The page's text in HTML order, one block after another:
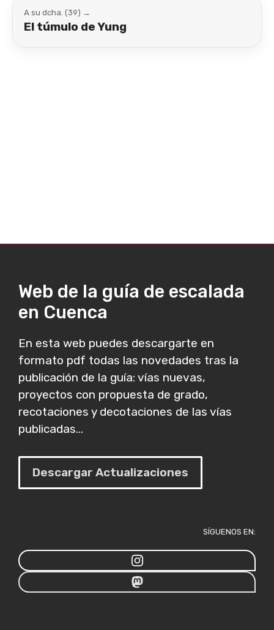
A su dcha. (39) →
El túmulo de Yung
Web de la guía de escalada
en Cuenca
En esta web puedes descargarte en
formato pdf todas las novedades tras la
publicación de la guía: vías nuevas,
proyectos con propuesta de grado,
recotaciones y decotaciones de las vías
publicadas...
Descargar Actualizaciones
SÍGUENOS EN: